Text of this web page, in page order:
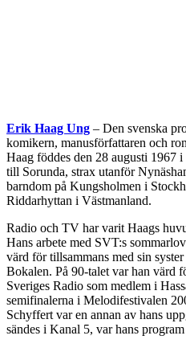
Erik Haag Ung – Den svenska
komikern, manusförfattaren och
Haag föddes den 28 augusti 1967
till Sorunda, strax utanför
barndom på Kungsholmen i
Riddarhyttan i Västmanland.
Radio och TV har varit Haags
Hans arbete med SVT:s
värd för tillsammans med sin
Bokalen. På 90-talet var han värd
Sveriges Radio som medlem i
semifinalerna i Melodifestivalen
Schyffert var en annan av hans
sändes i Kanal 5, var hans